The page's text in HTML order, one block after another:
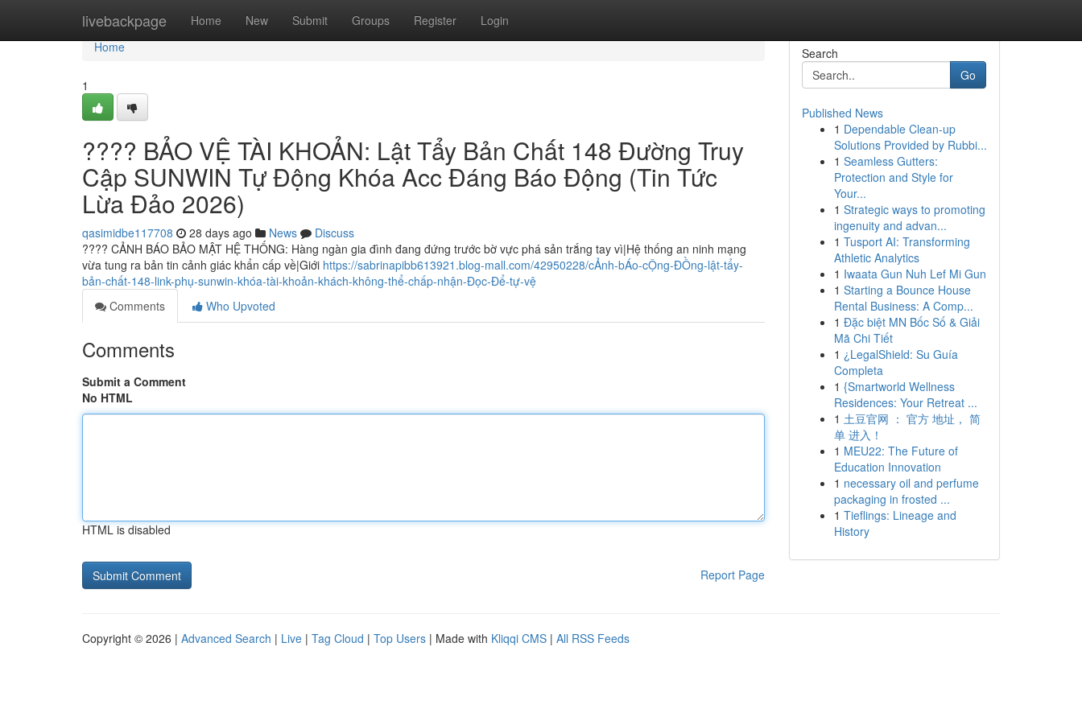
livebackpage Home New Submit Groups Register Login
Home
Home
1
???? BẢO VỆ TÀI KHOẢN: Lật Tẩy Bản Chất 148 Đường Truy
Cập SUNWIN Tự Động Khóa Acc Đáng Báo Động (Tin Tức
Lừa Đảo 2026)
qasimidbe117708 28 days ago News
Discuss
???? CẢNH BÁO BẢO MẬT HỆ THỐNG: Hàng ngàn gia đình đang đứng trước bờ vực phá sản trắng tay vì|Hệ thống an ninh mạng
vừa tung ra bản tin cảnh giác khẩn cấp về|Giới https://sabrinapibb613921.blog-mall.com/42950228/cẢnh-bÁo-cỘng-ĐỒng-lật-tẩy-
bản-chất-148-link-phụ-sunwin-khóa-tài-khoản-khách-không-thể-chấp-nhận-Đọc-Để-tự-vệ
Comments
Who Upvoted
Comments
Submit a Comment
No HTML
HTML is disabled
Report Page
Search
Go
Published News
1 Dependable Clean-up
Solutions Provided by Rubbi...
1 Seamless Gutters:
Protection and Style for
Your...
1 Strategic ways to promoting
ingenuity and advan...
1 Tusport AI: Transforming
Athletic Analytics
1 Iwaata Gun Nuh Lef Mi Gun
1 Starting a Bounce House
Rental Business: A Comp...
1 Đặc biệt MN Bốc Số & Giải
Mã Chi Tiết
1 ¿LegalShield: Su Guía
Completa
1 {Smartworld Wellness
Residences: Your Retreat ...
1 土豆官网 ： 官方 地址， 简
单 进入！
1 MEU22: The Future of
Education Innovation
1 necessary oil and perfume
packaging in frosted ...
1 Tieflings: Lineage and
History
Copyright © 2026 | Advanced Search | Live | Tag Cloud | Top Users | Made with Kliqqi CMS | All RSS Feeds